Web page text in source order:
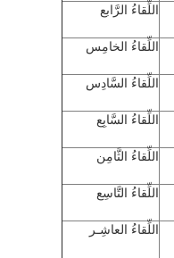
اللِّقاءُ الرَّابع
اللِّقاءُ الخامِس
اللِّقاءُ السَّادِس
اللِّقاءُ السَّابِع
اللِّقاءُ الثَّامِن
اللِّقاءُ التَّاسِع
اللِّقاءُ العاشِـر